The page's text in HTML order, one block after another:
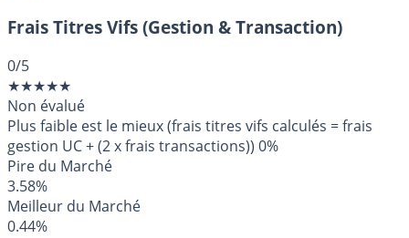
Frais Titres Vifs (Gestion & Transaction)
0/5
★★★★★
Non évalué
Plus faible est le mieux (frais titres vifs calculés = frais
gestion UC + (2 x frais transactions)) 0%
Pire du Marché
3.58%
Meilleur du Marché
0.44%